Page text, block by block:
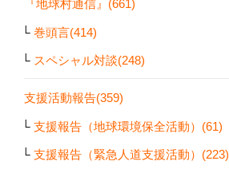
『地球村通信』(661)
巻頭言(414)
スペシャル対談(248)
支援活動報告(359)
支援報告（地球環境保全活動）(61)
支援報告（緊急人道支援活動）(223)